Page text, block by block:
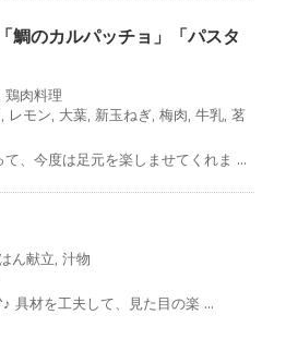
鯛のカルパッチョ」「パスタ
鶏肉料理
, レモン, 大葉, 新玉ねぎ, 梅肉, 牛乳, 茗
、今度は足元を楽しませてくれま ...
ん献立, 汁物
具材を工夫して、見た目の楽 ...